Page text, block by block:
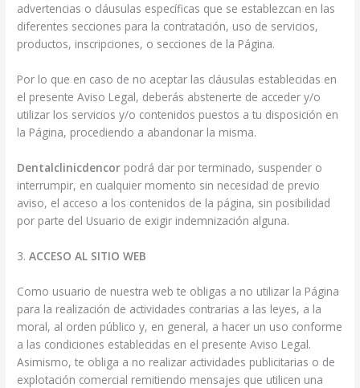
advertencias o cláusulas específicas que se establezcan en las
diferentes secciones para la contratación, uso de servicios,
productos, inscripciones, o secciones de la Página.
Por lo que en caso de no aceptar las cláusulas establecidas en
el presente Aviso Legal, deberás abstenerte de acceder y/o
utilizar los servicios y/o contenidos puestos a tu disposición en
la Página, procediendo a abandonar la misma.
Dentalclinicdencor podrá dar por terminado, suspender o
interrumpir, en cualquier momento sin necesidad de previo
aviso, el acceso a los contenidos de la página, sin posibilidad
por parte del Usuario de exigir indemnización alguna.
3.ACCESO AL SITIO WEB
Como usuario de nuestra web te obligas a no utilizar la Página
para la realización de actividades contrarias a las leyes, a la
moral, al orden público y, en general, a hacer un uso conforme
a las condiciones establecidas en el presente Aviso Legal.
Asimismo, te obliga a no realizar actividades publicitarias o de
explotación comercial remitiendo mensajes que utilicen una